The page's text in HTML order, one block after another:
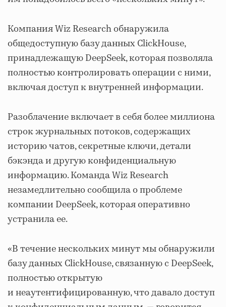
Компания Wiz Research обнаружила
общедоступную базу данных ClickHouse,
принадлежащую DeepSeek, которая позволяла
полностью контролировать операции с ними,
включая доступ к внутренней информации.
Разоблачение включает в себя более миллиона
строк журнальных потоков, содержащих
историю чатов, секретные ключи, детали
бэкэнда и другую конфиденциальную
информацию. Команда Wiz Research
незамедлительно сообщила о проблеме
компании DeepSeek, которая оперативно
устранила ее.
«В течение нескольких минут мы обнаружили
базу данных ClickHouse, связанную с DeepSeek,
полностью открытую
и неаутентифицированную, что давало доступ